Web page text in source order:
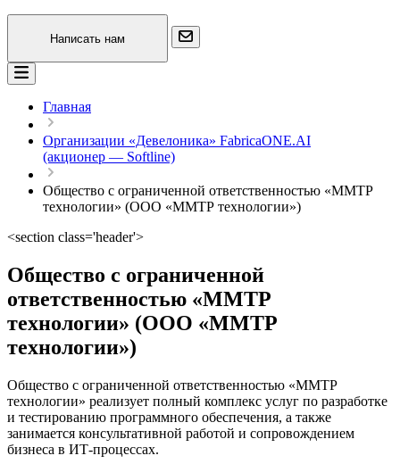
Написать нам
Главная
Организации «Девелоника» FabricaONE.AI
(акционер — Softline)
Общество с ограниченной ответственностью «ММТР
технологии» (ООО «ММТР технологии»)
<section class='header'>
Общество с ограниченной
ответственностью «ММТР
технологии» (ООО «ММТР
технологии»)
Общество с ограниченной ответственностью «ММТР
технологии» реализует полный комплекс услуг по разработке
и тестированию программного обеспечения, а также
занимается консультативной работой и сопровождением
бизнеса в ИТ-процессах.